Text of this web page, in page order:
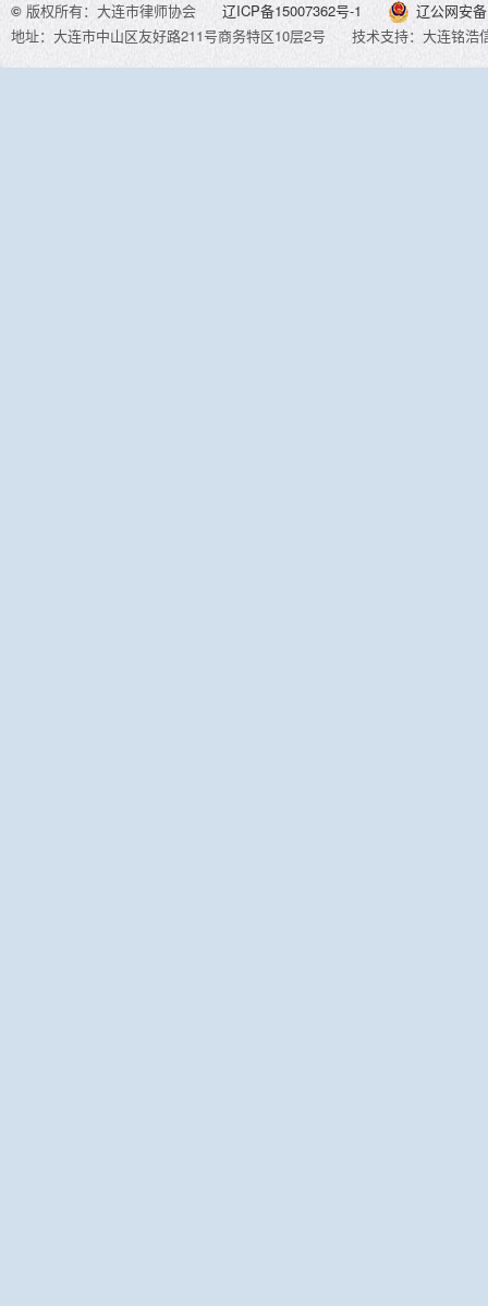
© 版权所有：大连市律师协会 辽ICP备15007362号-1
辽公网安
地址：大连市中山区友好路211号商务特区10层2号
技术支持：大连铭浩